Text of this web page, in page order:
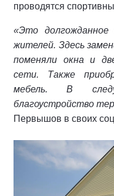
проводятся
«Это
жителей. Здесь
поменяли окна и
сети. Также
мебель. В
благоустройство
Первышов в своих